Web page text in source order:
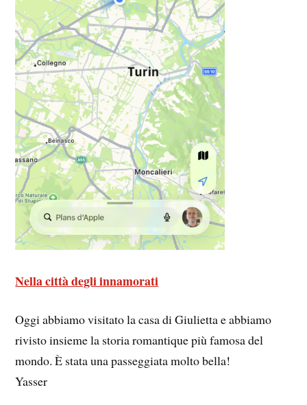
Nella città degli innamorati
Oggi abbiamo visitato la casa di Giulietta e abbiamo
rivisto insieme la storia romantique più famosa del
mondo. È stata una passeggiata molto bella!
Yasser